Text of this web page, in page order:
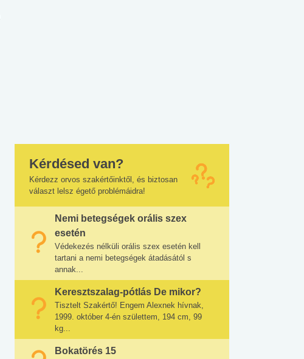
Kérdésed van?
Kérdezz orvos szakértőinktől, és biztosan
választ lelsz égető problémáidra!
Nemi betegségek orális szex
esetén
Védekezés nélküli orális szex esetén kell
tartani a nemi betegségek átadásától s
annak...
Keresztszalag-pótlás De mikor?
Tisztelt Szakértő! Engem Alexnek hívnak,
1999. október 4-én születtem, 194 cm, 99
kg...
Bokatörés 15